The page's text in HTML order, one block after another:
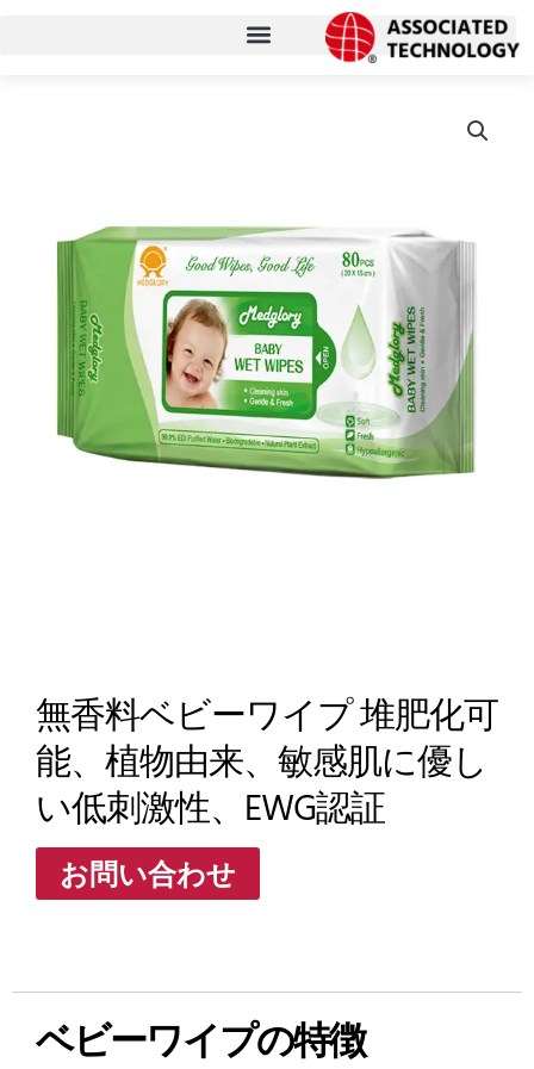
無香料ベビーワイプ 堆肥化可
能、植物由来、敏感肌に優し
い低刺激性、EWG認証
お問い合わせ
ベビーワイプの特徴